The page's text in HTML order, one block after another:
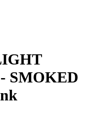
SMOKED